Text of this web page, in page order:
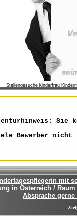
Stellengesuche Kinderfrau
Sie
Bewerber nicht
mit
in Österreich /
Absprache